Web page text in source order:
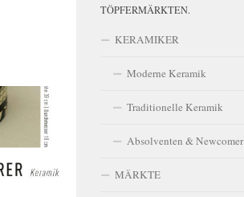
TÖPFERMÄRKTEN.
KERAMIKER
Moderne Keramik
Traditionelle Keramik
Absolventen & Newcomer
MÄRKTE